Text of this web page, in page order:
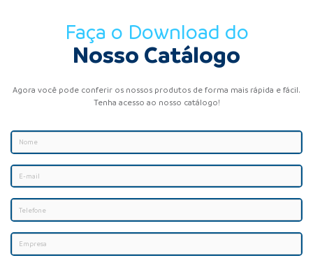
Faça o Download do
Nosso Catálogo
Agora você pode conferir os nossos produtos de forma mais rápida e fácil.
Tenha acesso ao nosso catálogo!